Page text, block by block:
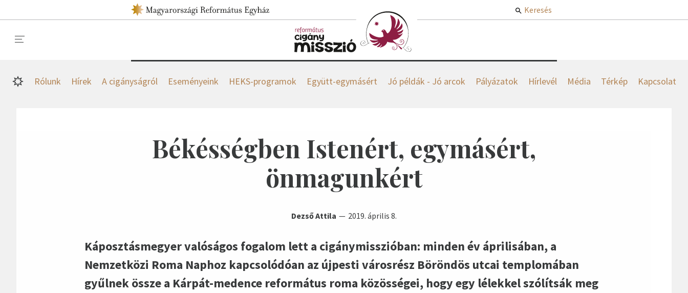
Keresés
Rólunk Hírek A cigányságról Eseményeink HEKS-programok Együtt-egymásért Jó példák - Jó arcok Pályázatok Hírlevél Média Térkép Kapcsolat
Békésségben Istenért, egymásért,
önmagunkért
Dezső Attila 2019. április 8.
Káposztásmegyer valóságos fogalom lett a cigánymisszióban: minden év áprilisában, a
Nemzetközi Roma Naphoz kapcsolódóan az újpesti városrész Böröndös utcai templomában
gyűlnek össze a Kárpát-medence református roma közösségei, hogy egy lélekkel szólítsák meg